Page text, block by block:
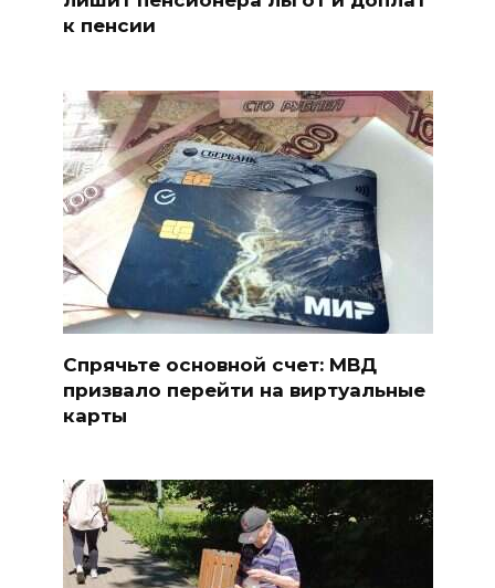
к пенсии
Спрячьте основной счет: МВД
призвало перейти на виртуальные
карты